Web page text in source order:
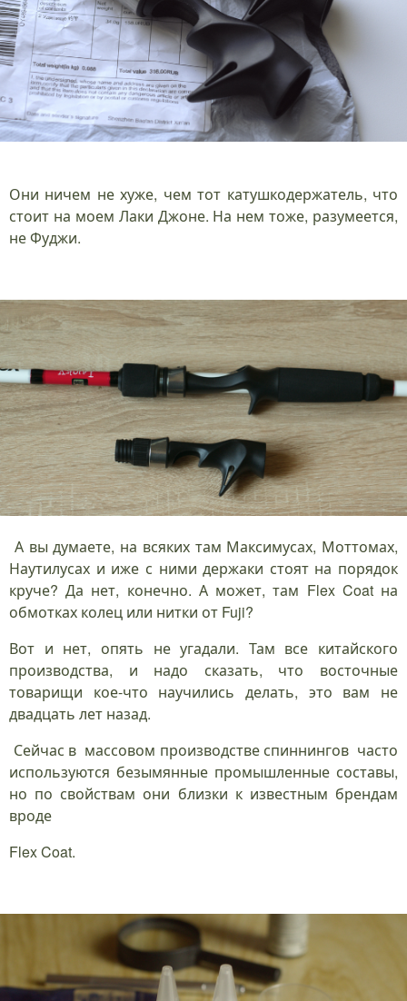
Они ничем не хуже, чем тот катушкодержатель, что
стоит на моем Лаки Джоне. На нем тоже, разумеется,
не Фуджи.
А вы думаете, на всяких там Максимусах, Моттомах,
Наутилусах и иже с ними держаки стоят на порядок
круче? Да нет, конечно. А может, там Flex Coat на
обмотках колец или нитки от Fuji?
Вот и нет, опять не угадали. Там все китайского
производства, и надо сказать, что восточные
товарищи кое-что научились делать, это вам не
двадцать лет назад.
Сейчас в массовом производстве спиннингов часто
используются безымянные промышленные составы,
но по свойствам они близки к известным брендам
вроде
Flex Coat.